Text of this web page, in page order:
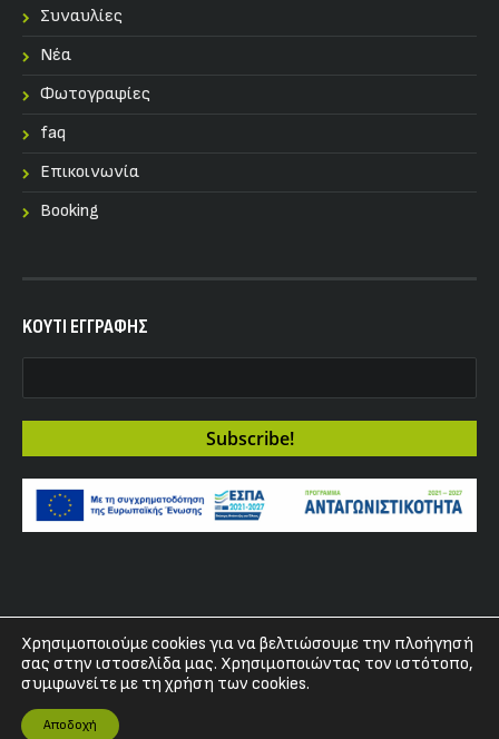
Συναυλίες
Nέα
Φωτογραφίες
faq
Επικοινωνία
Booking
KOYTI ΕΓΓΡΑΦΗΣ
Copyright 2017 - Fuzz Club
Χρησιμοποιούμε cookies για να βελτιώσουμε την πλοήγησή
σας στην ιστοσελίδα μας. Χρησιμοποιώντας τον ιστότοπο,
συμφωνείτε με τη χρήση των cookies.
Αποδοχή